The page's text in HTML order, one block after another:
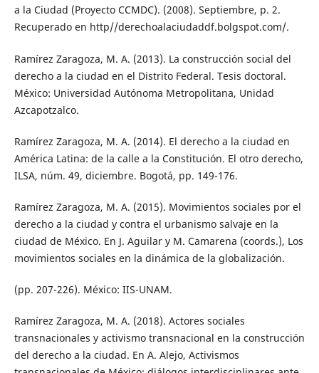
a la Ciudad (Proyecto CCMDC). (2008). Septiembre, p. 2.
Recuperado en http//derechoalaciudaddf.bolgspot.com/.
Ramírez Zaragoza, M. A. (2013). La construcción social del
derecho a la ciudad en el Distrito Federal. Tesis doctoral.
México: Universidad Autónoma Metropolitana, Unidad
Azcapotzalco.
Ramírez Zaragoza, M. A. (2014). El derecho a la ciudad en
América Latina: de la calle a la Constitución. El otro derecho,
ILSA, núm. 49, diciembre. Bogotá, pp. 149-176.
Ramírez Zaragoza, M. A. (2015). Movimientos sociales por el
derecho a la ciudad y contra el urbanismo salvaje en la
ciudad de México. En J. Aguilar y M. Camarena (coords.), Los
movimientos sociales en la dinámica de la globalización.
(pp. 207-226). México: IIS-UNAM.
Ramírez Zaragoza, M. A. (2018). Actores sociales
transnacionales y activismo transnacional en la construcción
del derecho a la ciudad. En A. Alejo, Activismos